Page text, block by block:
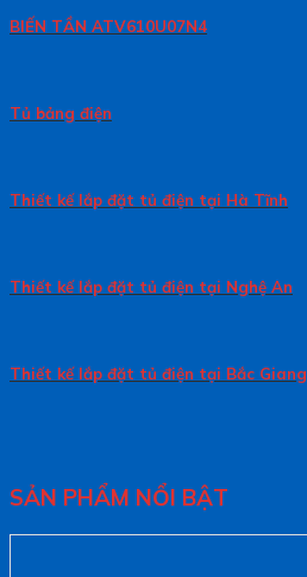
BIẾN TẦN ATV610U07N4
Tủ bảng điện
Thiết kế lắp đặt tủ điện tại Hà Tĩnh
Thiết kế lắp đặt tủ điện tại Nghệ An
Thiết kế lắp đặt tủ điện tại Bắc Giang
SẢN PHẨM NỔI BẬT